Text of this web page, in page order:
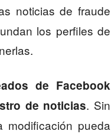
noticias de fraude
los perfiles de
de Facebook
de noticias. Sin
pueda